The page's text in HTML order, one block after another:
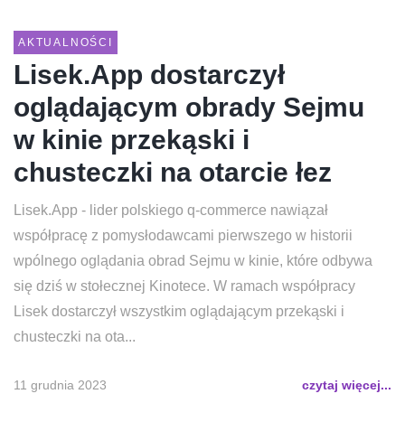
AKTUALNOŚCI
Lisek.App dostarczył
oglądającym obrady Sejmu
w kinie przekąski i
chusteczki na otarcie łez
Lisek.App - lider polskiego q-commerce nawiązał
współpracę z pomysłodawcami pierwszego w historii
wpólnego oglądania obrad Sejmu w kinie, które odbywa
się dziś w stołecznej Kinotece. W ramach współpracy
Lisek dostarczył wszystkim oglądającym przekąski i
chusteczki na ota...
11 grudnia 2023 czytaj więcej...